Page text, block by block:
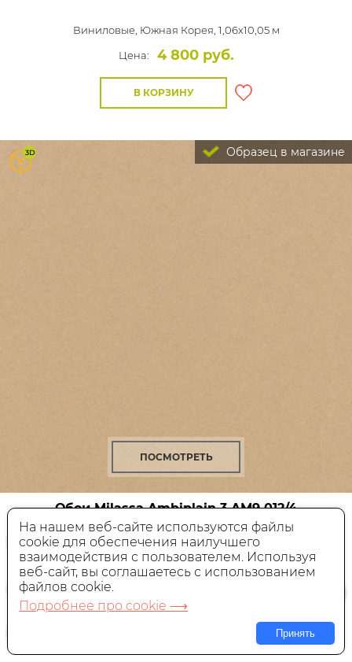
Виниловые, Южная Корея, 1,06x10,05 м
Цена:
4 800 руб.
В КОРЗИНУ
Образец в магазине
ПОСМОТРЕТЬ
Обои Milassa Ambiplain 3AM9 012/4
Флизелиновые,Россия, 1x10,05 м
Цена:
6 160 руб.
В КОРЗИНУ
На нашем веб-сайте используются файлы
cookie для обеспечения наилучшего
взаимодействия с пользователем. Используя
веб-сайт, вы соглашаетесь с использованием
файлов cookie.
Подробнее про cookie ⟶
Принять